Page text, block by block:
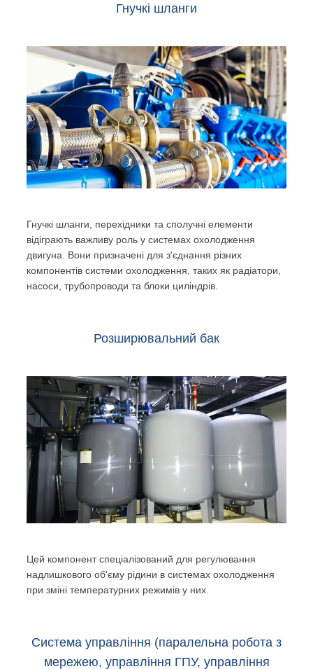
Гнучкі шланги
Гнучкі шланги, перехідники та сполучні елементи
відіграють важливу роль у системах охолодження
двигуна. Вони призначені для з'єднання різних
компонентів системи охолодження, таких як радіатори,
насоси, трубопроводи та блоки циліндрів.
Розширювальний бак
Цей компонент спеціалізований для регулювання
надлишкового об'єму рідини в системах охолодження
при зміні температурних режимів у них.
Система управління (паралельна робота з
мережею, управління ГПУ, управління